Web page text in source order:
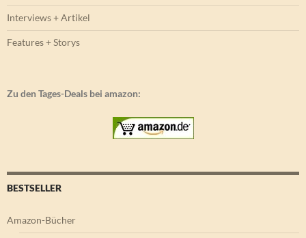
Interviews + Artikel
Features + Storys
Zu den Tages-Deals bei amazon:
BESTSELLER
Amazon-Bücher